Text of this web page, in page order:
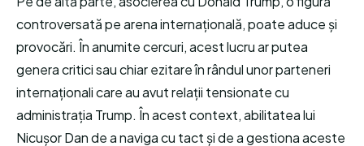
controversată pe arena internațională, poate aduce și
provocări. În anumite cercuri, acest lucru ar putea
genera critici sau chiar ezitare în rândul unor parteneri
internaționali care au avut relații tensionate cu
administrația Trump. În acest context, abilitatea lui
Nicușor Dan de a naviga cu tact și de a gestiona aceste